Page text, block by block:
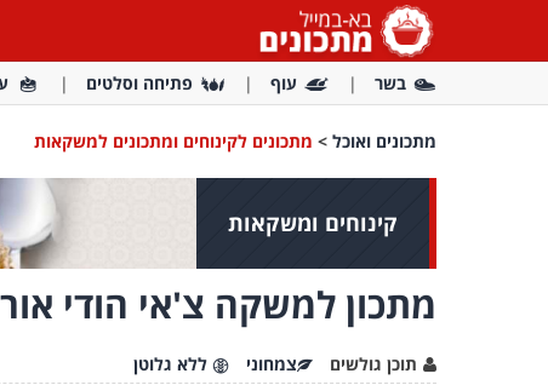
בשר עוף פתיחה וסלטים
מתכונים ואוכל > מתכונים לקינוחים ומתכונים למשקאות
קינוחים ומשקאות
מתכון למשקה צ'אי הודי
תוכן גולשים צמחוני ללא גלוטן